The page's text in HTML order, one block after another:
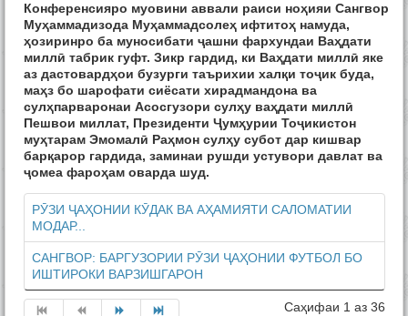
Конференсияро муовини аввали раиси ноҳияи Сангвор
Муҳаммадизода Муҳаммадсолеҳ ифтитоҳ намуда,
ҳозиринро ба муносибати ҷашни фархундаи Ваҳдати
миллӣ табрик гуфт. Зикр гардид, ки Ваҳдати миллӣ яке
аз дастовардҳои бузурги таърихии халқи тоҷик буда,
маҳз бо шарофати сиёсати хирадмандона ва
сулҳпарваронаи Асосгузори сулҳу ваҳдати миллӣ
Пешвои миллат, Президенти Ҷумҳурии Тоҷикистон
муҳтарам Эмомалӣ Раҳмон сулҳу субот дар кишвар
барқарор гардида, заминаи рушди устувори давлат ва
ҷомеа фароҳам оварда шуд.
РӮЗИ ҶАҲОНИИ КӮДАК ВА АҲАМИЯТИ САЛОМАТИИ
МОДАР...
САНГВОР: БАРГУЗОРИИ РӮЗИ ҶАҲОНИИ ФУТБОЛ БО
ИШТИРОКИ ВАРЗИШГАРОН
Саҳифаи 1 аз 36